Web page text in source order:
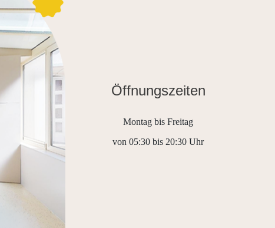
Öffnungszeiten
Montag bis Freitag
von 05:30 bis 20:30 Uhr